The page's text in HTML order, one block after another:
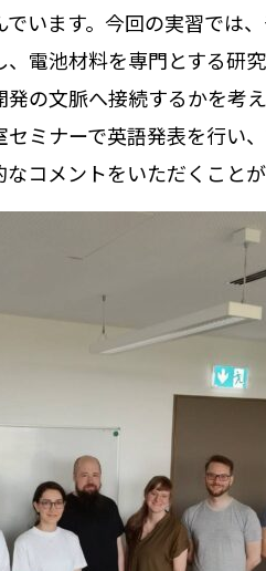
います。今回の実習では
電池材料を専門とする研
の文脈へ接続するかを考
ミナーで英語発表を行い、
コメントをいただくことが